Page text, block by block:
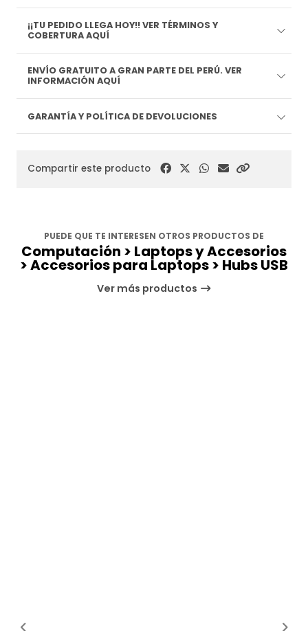
¡¡TU PEDIDO LLEGA HOY!! VER TÉRMINOS Y
COBERTURA AQUÍ
ENVÍO GRATUITO A GRAN PARTE DEL PERÚ. VER
INFORMACIÓN AQUÍ
GARANTÍA Y POLÍTICA DE DEVOLUCIONES
Compartir este producto
PUEDE QUE TE INTERESEN OTROS PRODUCTOS DE
Computación > Laptops y Accesorios
> Accesorios para Laptops > Hubs USB
Ver más productos